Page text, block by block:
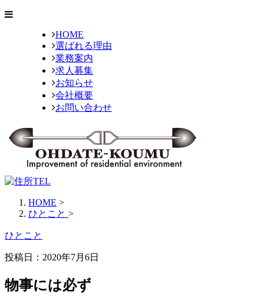
HOME
選ばれる理由
業務案内
求人募集
お知らせ
会社概要
お問い合わせ
HOME >
ひとこと >
ひとこと
投稿日： 2020年7月6日
物事には必ず